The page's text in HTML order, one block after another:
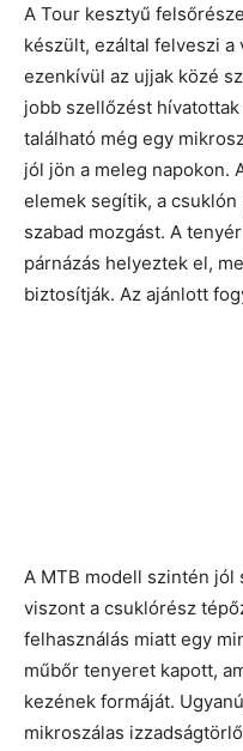
A Tour kesztyű
készült, ezáltal felveszi
ezenkívül az ujjak közé
jobb szellőzést
található még egy
jól jön a meleg napokon.
elemek segítik, a
szabad mozgást. A
párnázás helyeztek el,
biztosítják. Az ajánlott
A MTB modell szintén jól
viszont a csuklórész
felhasználás miatt egy
műbőr tenyeret kapott,
kezének formáját.
mikroszálas